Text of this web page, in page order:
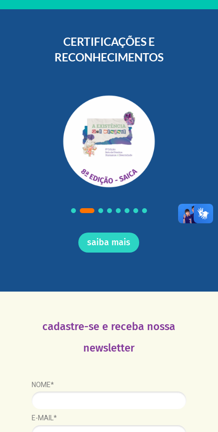
CERTIFICAÇÕES E
RECONHECIMENTOS
saiba mais
cadastre-se e receba nossa
newsletter
NOME*
E-MAIL*